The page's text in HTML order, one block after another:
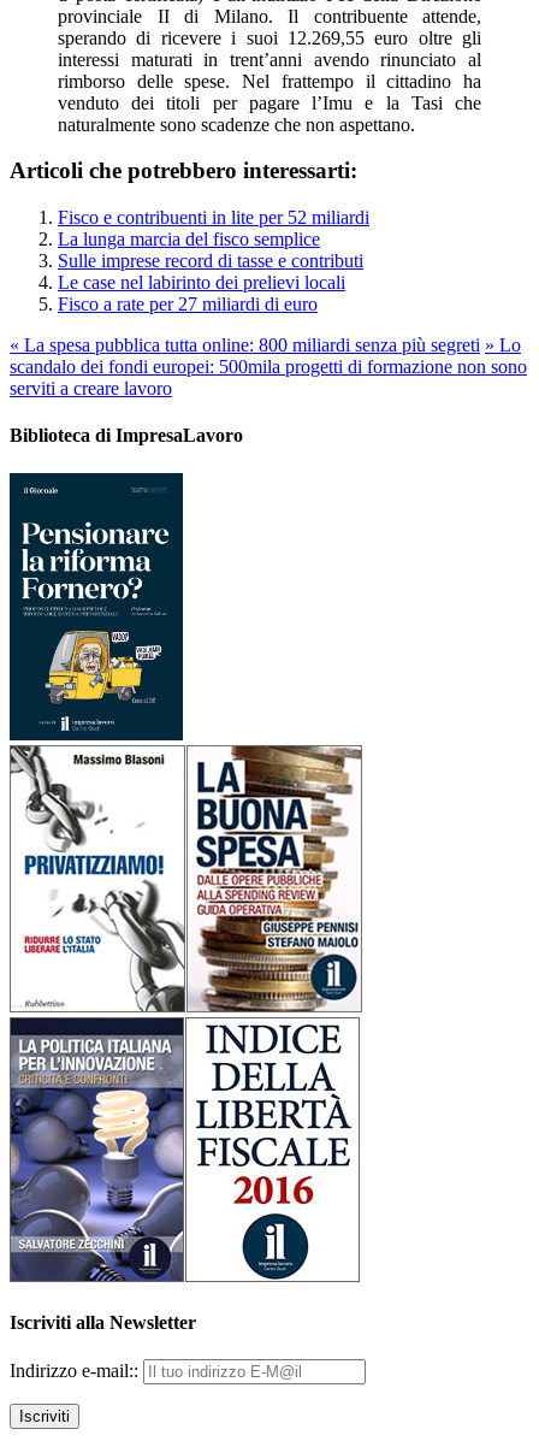
provinciale II di Milano. Il contribuente attende,
sperando di ricevere i suoi 12.269,55 euro oltre gli
interessi maturati in trent’anni avendo rinunciato al
rimborso delle spese. Nel frattempo il cittadino ha
venduto dei titoli per pagare l’Imu e la Tasi che
naturalmente sono scadenze che non aspettano.
Articoli che potrebbero interessarti:
Fisco e contribuenti in lite per 52 miliardi
La lunga marcia del fisco semplice
Sulle imprese record di tasse e contributi
Le case nel labirinto dei prelievi locali
Fisco a rate per 27 miliardi di euro
« La spesa pubblica tutta online: 800 miliardi senza più segreti » Lo
scandalo dei fondi europei: 500mila progetti di formazione non sono
serviti a creare lavoro
Biblioteca di ImpresaLavoro
Iscriviti alla Newsletter
Indirizzo e-mail::